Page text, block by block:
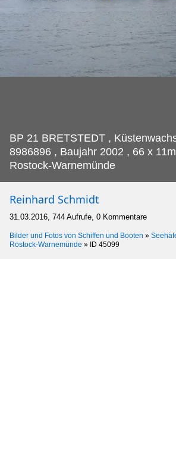
BP 21 BRETSTEDT ,
8986896 , Baujahr 2002 , 66 x
Rostock-Warnemünde
Reinhard Schmidt
31.03.2016, 744 Aufrufe, 0 Kommentare
Bilder und Fotos von Schiffen und Booten »
Rostock-Warnemünde » ID 45099